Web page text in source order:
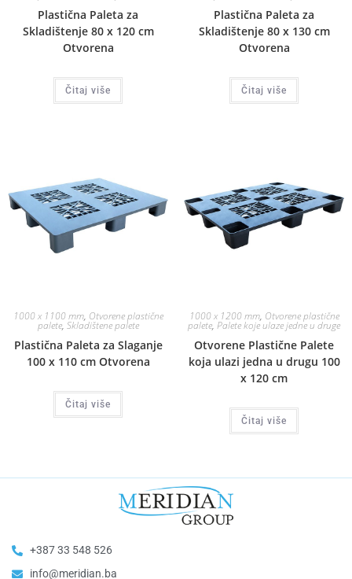
Plastična Paleta za
Skladištenje 80 x 120 cm
Otvorena
Čitaj više
Plastična Paleta za
Skladištenje 80 x 130 cm
Otvorena
Čitaj više
1000 x 1100 mm, Otvorene plastične
palete, Skladištene palete
Plastična Paleta za Slaganje
100 x 110 cm Otvorena
Čitaj više
1000 x 1200 mm, Otvorene plastične
palete, Palete koje ulaze jedne u druge
Otvorene Plastične Palete
koja ulazi jedna u drugu 100
x 120 cm
Čitaj više
+387 33 548 526
info@meridian.ba